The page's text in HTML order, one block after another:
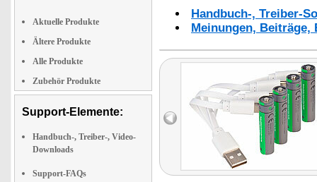
Aktuelle Produkte
Ältere Produkte
Alle Produkte
Zubehör Produkte
Support-Elemente:
Handbuch-, Treiber-, Video-
Downloads
Support-FAQs
Handbuch-, Treiber-
Meinungen,